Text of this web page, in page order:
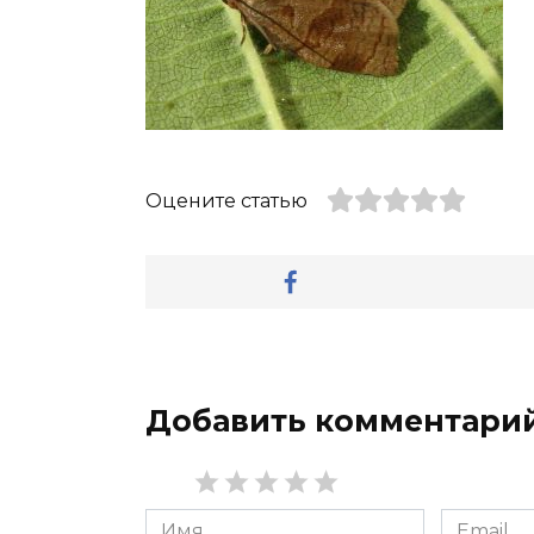
Оцените статью
Добавить
Имя
Email